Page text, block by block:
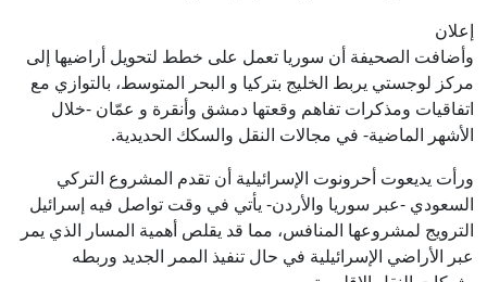
إعلان
وأضافت الصحيفة أن سوريا تعمل على خطط لتحويل أراضيها إلى
مركز لوجستي يربط الخليج بتركيا و البحر المتوسط، بالتوازي مع
اتفاقيات ومذكرات تفاهم وقعتها دمشق وأنقرة و عمّان -خلال
الأشهر الماضية- في مجالات النقل والسكك الحديدية.
ورأت يديعوت أحرونوت الإسرائيلية أن تقدم المشروع التركي
السعودي -عبر سوريا والأردن- يأتي في وقت تواصل فيه إسرائيل
الترويج لمشروعها المنافس، مما قد يقلص أهمية المسار الذي يمر
عبر الأراضي الإسرائيلية في حال تنفيذ الممر الجديد وربطه